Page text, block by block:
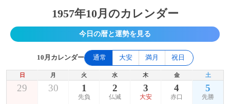
1957年10月のカレンダー
今日の暦と運勢を見る
10月カレンダー 通常 大安 満月 祝日
日 月 火 水 木 金 土
29 30 1
先負
2
仏滅
3
大安
4
赤口
5
先勝